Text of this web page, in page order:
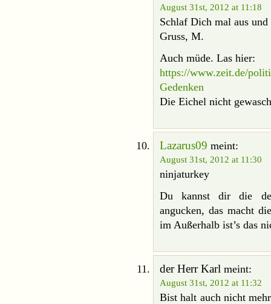
August 31st, 2012 at 11:18
Schlaf Dich mal aus
Gruss, M.
Auch müde. Las hier:
https://www.zeit.de/
Gedenken
Die Eichel nicht
Lazarus09 meint:
August 31st, 2012 at 11:30
ninjaturkey
Du kannst dir die
angucken, das macht
im Außerhalb ist’s das
der Herr Karl meint:
August 31st, 2012 at 11:32
Bist halt auch nicht